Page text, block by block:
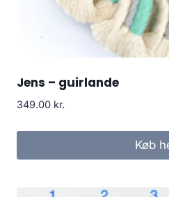
Jens – guirlande
349.00 kr.
Køb